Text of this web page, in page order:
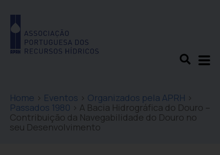
Home > Eventos > Organizados pela APRH >
Passados 1980 > A Bacia Hidrográfica do Douro –
Contribuição da Navegabilidade do Douro no
seu Desenvolvimento